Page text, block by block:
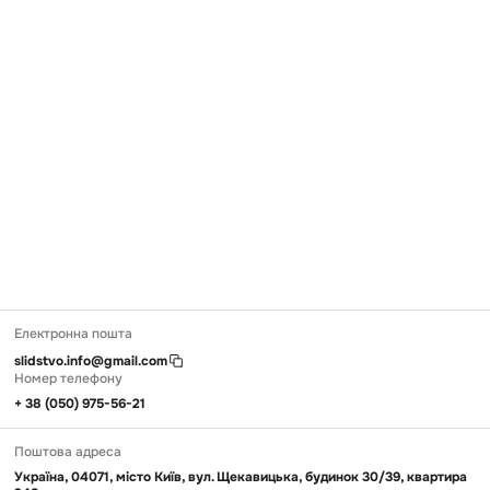
Електронна пошта
slidstvo.info@gmail.com
Номер телефону
+ 38 (050) 975-56-21
Поштова адреса
Україна, 04071, місто Київ, вул. Щекавицька, будинок 30/39, квартира